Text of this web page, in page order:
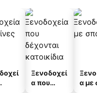
Ξενοδοχεί
α που
α με